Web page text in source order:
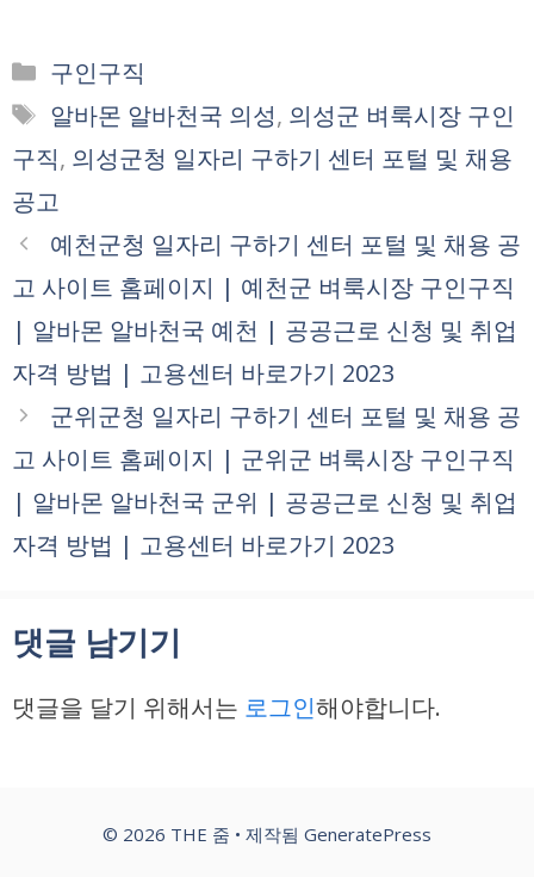
카
테
고
리
구인구직
태
그
알바몬 알바천국 의성, 의성군 벼룩시장 구인
구직, 의성군청 일자리 구하기 센터 포털 및 채용
공고
예천군청 일자리 구하기 센터 포털 및 채용 공
고 사이트 홈페이지 | 예천군 벼룩시장 구인구직
| 알바몬 알바천국 예천 | 공공근로 신청 및 취업
자격 방법 | 고용센터 바로가기 2023
군위군청 일자리 구하기 센터 포털 및 채용 공
고 사이트 홈페이지 | 군위군 벼룩시장 구인구직
| 알바몬 알바천국 군위 | 공공근로 신청 및 취업
자격 방법 | 고용센터 바로가기 2023
댓글 남기기
댓글을 달기 위해서는 로그인해야합니다.
© 2026 THE 줌 • 제작됨 GeneratePress